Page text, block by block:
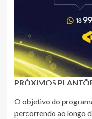
PRÓXIMOS
O objetivo do
percorrendo ao longo